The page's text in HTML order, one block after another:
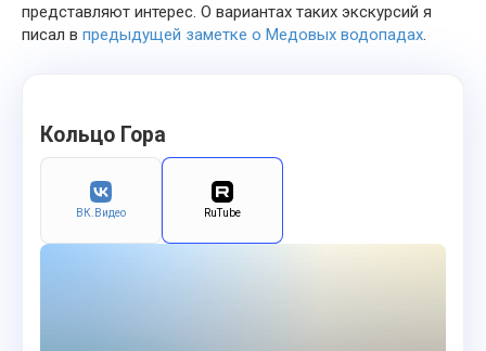
представляют интерес. О вариантах таких экскурсий я
писал в предыдущей заметке о Медовых водопадах.
Кольцо Гора
ВК.Видео RuTube